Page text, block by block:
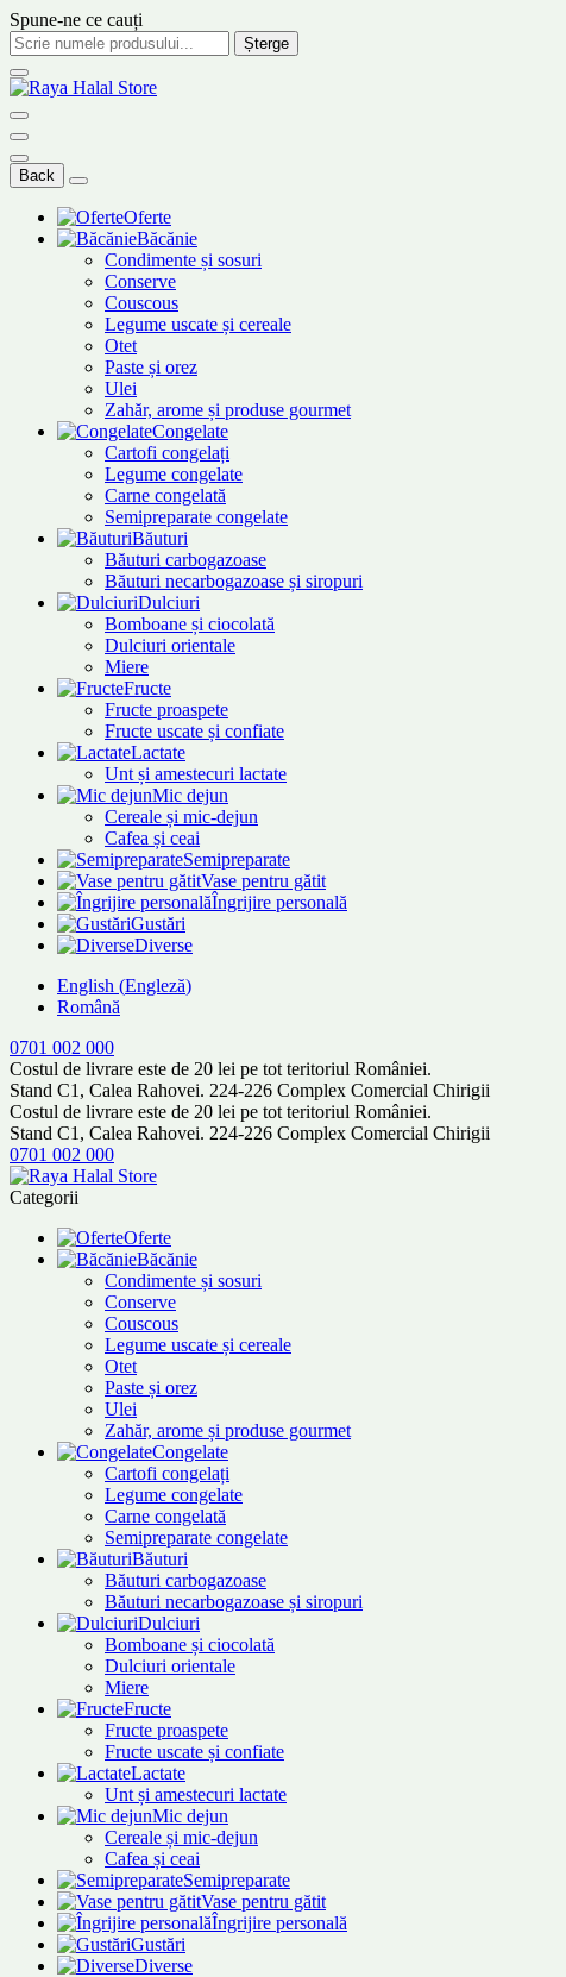
Spune-ne ce cauți
Șterge
Back
Oferte
Băcănie
Condimente și sosuri
Conserve
Couscous
Legume uscate și cereale
Otet
Paste și orez
Ulei
Zahăr, arome și produse gourmet
Congelate
Cartofi congelați
Legume congelate
Carne congelată
Semipreparate congelate
Băuturi
Băuturi carbogazoase
Băuturi necarbogazoase și siropuri
Dulciuri
Bomboane și ciocolată
Dulciuri orientale
Miere
Fructe
Fructe proaspete
Fructe uscate și confiate
Lactate
Unt și amestecuri lactate
Mic dejun
Cereale și mic-dejun
Cafea și ceai
Semipreparate
Vase pentru gătit
Îngrijire personală
Gustări
Diverse
English (Engleză)
Română
0701 002 000
Costul de livrare este de 20 lei pe tot teritoriul României.
Stand C1, Calea Rahovei. 224-226 Complex Comercial Chirigii
Costul de livrare este de 20 lei pe tot teritoriul României.
Stand C1, Calea Rahovei. 224-226 Complex Comercial Chirigii
0701 002 000
Categorii
Oferte
Băcănie
Condimente și sosuri
Conserve
Couscous
Legume uscate și cereale
Otet
Paste și orez
Ulei
Zahăr, arome și produse gourmet
Congelate
Cartofi congelați
Legume congelate
Carne congelată
Semipreparate congelate
Băuturi
Băuturi carbogazoase
Băuturi necarbogazoase și siropuri
Dulciuri
Bomboane și ciocolată
Dulciuri orientale
Miere
Fructe
Fructe proaspete
Fructe uscate și confiate
Lactate
Unt și amestecuri lactate
Mic dejun
Cereale și mic-dejun
Cafea și ceai
Semipreparate
Vase pentru gătit
Îngrijire personală
Gustări
Diverse